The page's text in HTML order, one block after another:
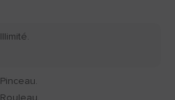
Illimité.
Pinceau.